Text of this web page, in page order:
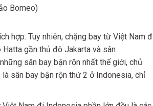
Borneo)
hợp. Tuy nhiên, chặng bay từ Việt Nam
gần thủ đô Jakarta và sân
sân bay bận rộn nhất thế giới, chủ
sân bay bận rộn thứ 2 ở Indonesia, chỉ